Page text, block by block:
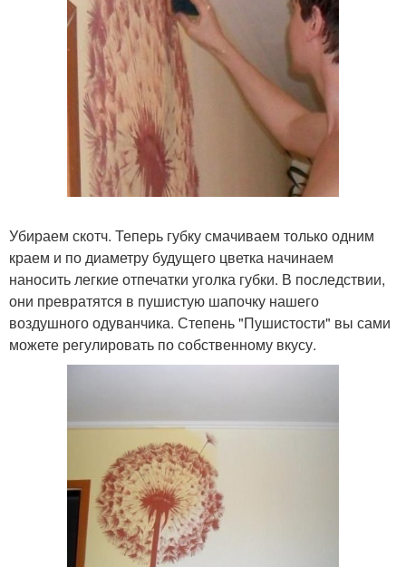
Убираем скотч. Теперь губку смачиваем только одним
краем и по диаметру будущего цветка начинаем
наносить легкие отпечатки уголка губки. В последствии,
они превратятся в пушистую шапочку нашего
воздушного одуванчика. Степень "Пушистости" вы сами
можете регулировать по собственному вкусу.